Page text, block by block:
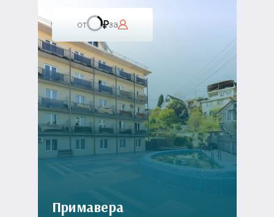
от за
Примавера